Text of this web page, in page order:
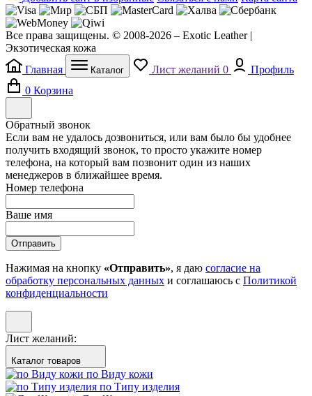
Все права защищены. © 2008-2026 – Exotic Leather |
Экзотическая кожа
Главная
Каталог Лист желаний 0
Профиль
0 Корзина
Обратный звонок
Если вам не удалось дозвониться, или вам было бы удобнее
получить входящий звонок, то просто укажите номер
телефона, на который вам позвонит один из наших
менеджеров в ближайшее время.
Номер телефона
Ваше имя
Отправить
Нажимая на кнопку «Отправить», я даю согласие на
обработку персональных данных и соглашаюсь с Политикой
конфиденциальности
Лист желаний:
Каталог товаров
по Виду кожи
по Типу изделия